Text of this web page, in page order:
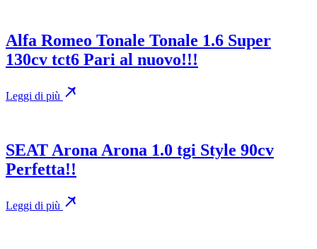
Alfa Romeo Tonale Tonale 1.6 Super
130cv tct6 Pari al nuovo!!!
Leggi di più
SEAT Arona Arona 1.0 tgi Style 90cv
Perfetta!!
Leggi di più